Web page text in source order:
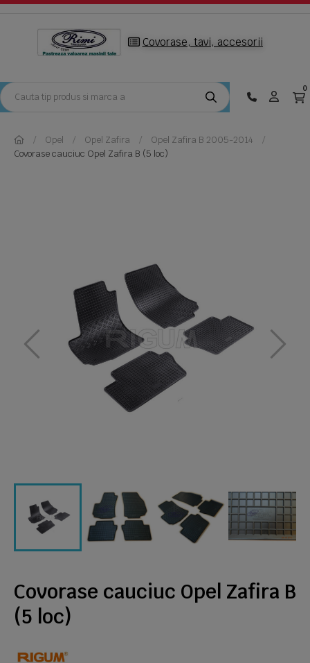
Covorase, tavi, accesorii
0
Opel Opel Zafira
Opel Zafira B 2005-2014
Covorase cauciuc Opel Zafira B (5 loc)
Covorase cauciuc Opel Zafira B
(5 loc)